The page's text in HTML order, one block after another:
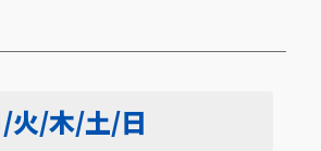
火/木/土/日